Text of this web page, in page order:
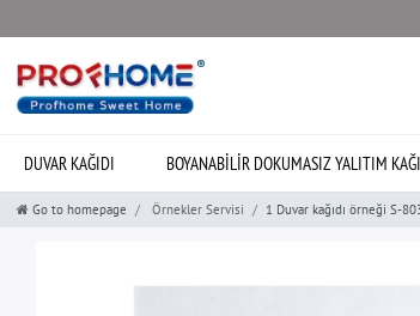
DUVAR KAĞIDI BOYANABILIR DOKUMASIZ YALITIM
Go to homepage Örnekler Servisi 1 Duvar kağıdı örneği S-